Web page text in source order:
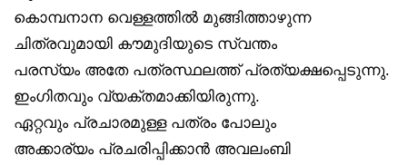
കൊമ്പനാന വെള്ളത്തിൽ മുങ്ങിത്താഴുന്ന
ചിത്രവുമായി കൗമുദിയുടെ സ്വന്തം
പരസ്യം അതേ പത്രസ്ഥലത്ത് പ്രത്യക്ഷപ്പെടുന്നു.
ഇംഗിതവും വ്യക്തമാക്കിയിരുന്നു.
ഏറ്റവും പ്രചാരമുള്ള പത്രം പോലും
അക്കാര്യം പ്രചരിപ്പിക്കാൻ അവലംബി